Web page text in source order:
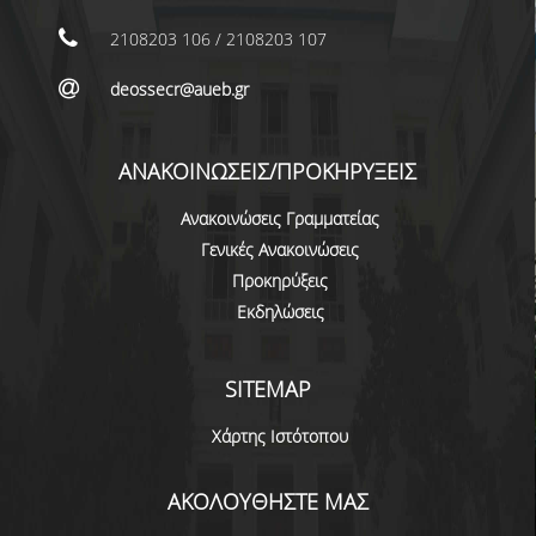
ΠΟΛΙΤΙΚΗ ΠΟΙΟΤΗΤΑΣ
ΠΟΛΙΤΙΚΗ ΠΟΙΟΤΗΤΑΣ ΤΟΥ ΠΠΣ
ΣΤΡΑΤΗΓΙΚΗ ΠΡΟΠΤΥΧΙΑΚΟΥ
ΠΡΟΓΡΑΜΜΑΤΟΣ ΤΜΗΜΑΤΟΣ
ΠΙΣΤΟΠΟΙΗΣΗ
ΑΞΙΟΛΟΓΗΣΗ
ΑΠΟ ΠΡΟΠΤΥΧΙΑΚΟΥΣ ΦΟΙΤΗΤΕΣ
2108203 106 / 2108203 107
deossecr@aueb.gr
ΑΝΑΚΟΙΝΩΣΕΙΣ/ΠΡΟΚΗΡΥΞΕΙΣ
Ανακοινώσεις Γραμματείας
Γενικές Ανακοινώσεις
Προκηρύξεις
Εκδηλώσεις
SITEMAP
Χάρτης Ιστότοπου
ΑΚΟΛΟΥΘΗΣΤΕ ΜΑΣ